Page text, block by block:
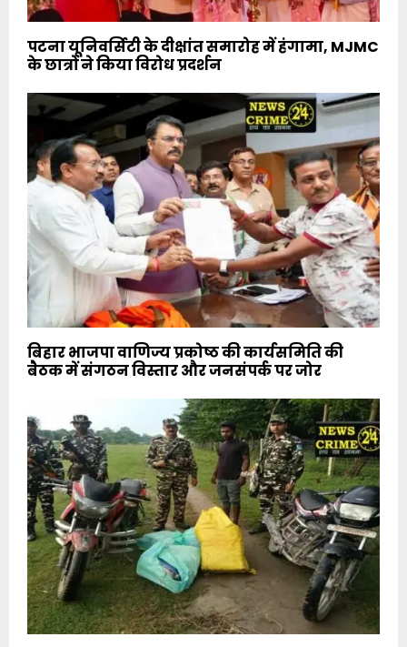
पटना यूनिवर्सिटी के दीक्षांत समारोह में हंगामा, MJMC
के छात्रों ने किया विरोध प्रदर्शन
बिहार भाजपा वाणिज्य प्रकोष्ठ की कार्यसमिति की
बैठक में संगठन विस्तार और जनसंपर्क पर जोर